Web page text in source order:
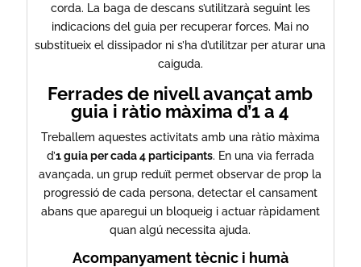
corda. La baga de descans s’utilitzarà seguint les
indicacions del guia per recuperar forces. Mai no
substitueix el dissipador ni s’ha d’utilitzar per aturar una
caiguda.
Ferrades de nivell avançat amb
guia i ràtio màxima d’1 a 4
Treballem aquestes activitats amb una ràtio màxima
d’1 guia per cada 4 participants. En una via ferrada
avançada, un grup reduït permet observar de prop la
progressió de cada persona, detectar el cansament
abans que aparegui un bloqueig i actuar ràpidament
quan algú necessita ajuda.
Acompanyament tècnic i humà